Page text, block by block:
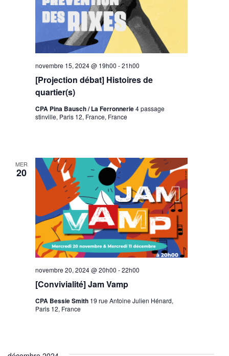
[Projection débat] Histoires de
quartier(s)
novembre 15, 2024 @ 19h00 -21h00
CPA Pina Bausch / La Ferronnerie4 passage
stinville, Paris 12, France, France
MER
20
[Convivialité] Jam Vamp
novembre 20, 2024 @ 20h00 -22h00
CPA Bessie Smith 19 rue Antoine Julien Hénard,
Paris 12, France